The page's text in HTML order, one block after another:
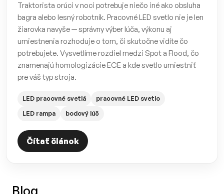
Traktorista orúci v noci potrebuje niečo iné ako obsluha
bagra alebo lesný robotník. Pracovné LED svetlo nie je len
žiarovka navyše — správny výber lúča, výkonu aj
umiestnenia rozhoduje o tom, či skutočne vidíte čo
potrebujete. Vysvetlíme rozdiel medzi Spot a Flood, čo
znamenajú homologizácie ECE a kde svetlo umiestniť
pre váš typ stroja.
LED pracovné svetlá
pracovné LED svetlo
LED rampa
bodový lúč
Čítať článok
Blog